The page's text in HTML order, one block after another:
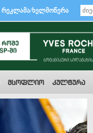
რეკლამა/ხელმოწერა
მსოფლიო კულტურა